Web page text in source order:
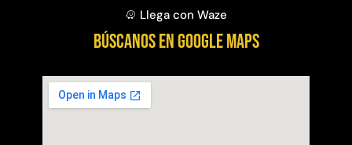
Llega con Waze
BÚSCANOS EN GOOGLE MAPS